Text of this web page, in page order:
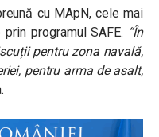
cu MApN, cele mai
programul SAFE. “În
pentru zona navală,
pentru arma de asalt,